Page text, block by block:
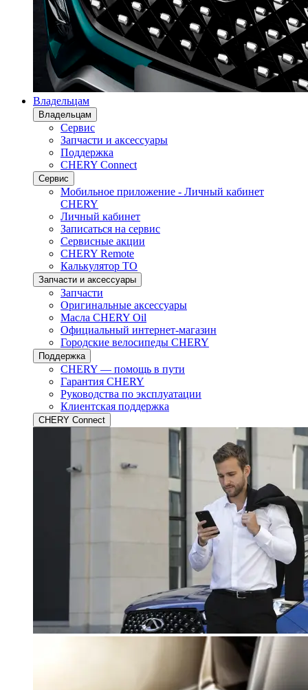
Владельцам
Владельцам
Сервис
Запчасти и аксессуары
Поддержка
CHERY Connect
Сервис
Мобильное приложение - Личный кабинет
CHERY
Личный кабинет
Записаться на сервис
Сервисные акции
CHERY Remote
Калькулятор ТО
Запчасти и аксессуары
Запчасти
Оригинальные аксессуары
Масла CHERY Oil
Официальный интернет-магазин
Городские велосипеды CHERY
Поддержка
CHERY — помощь в пути
Гарантия CHERY
Руководства по эксплуатации
Клиентская поддержка
CHERY Connect